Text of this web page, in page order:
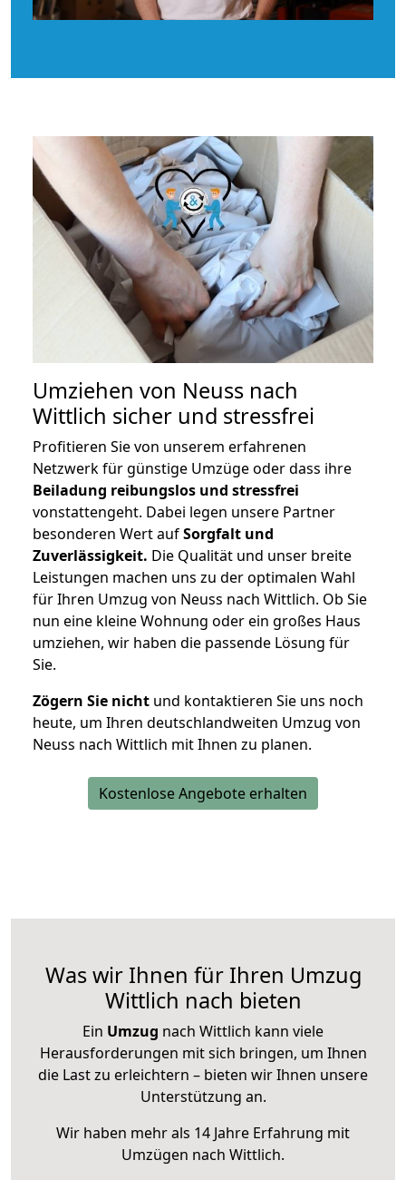
Umziehen von Neuss nach
Wittlich sicher und stressfrei
Profitieren Sie von unserem erfahrenen
Netzwerk für günstige Umzüge oder dass ihre
Beiladung reibungslos und stressfrei
vonstattengeht. Dabei legen unsere Partner
besonderen Wert aufSorgfalt und
Zuverlässigkeit. Die Qualität und unser breite
Leistungen machen uns zu der optimalen Wahl
für Ihren Umzug von Neuss nach Wittlich. Ob Sie
nun eine kleine Wohnung oder ein großes Haus
umziehen, wir haben die passende Lösung für
Sie.
Zögern Sie nicht und kontaktieren Sie uns noch
heute, um Ihren deutschlandweiten Umzug von
Neuss nach Wittlich mit Ihnen zu planen.
Kostenlose Angebote erhalten
Was wir Ihnen für Ihren Umzug
Wittlich nach bieten
Ein Umzug nach Wittlich kann viele
Herausforderungen mit sich bringen, um Ihnen
die Last zu erleichtern – bieten wir Ihnen unsere
Unterstützung an.
Wir haben mehr als 14 Jahre Erfahrung mit
Umzügen nach Wittlich.